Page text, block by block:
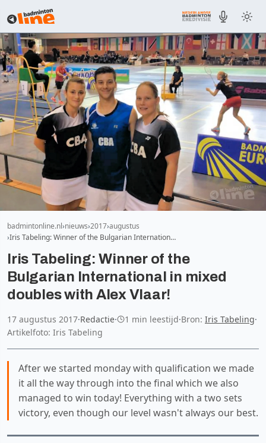
badmintonline.nl nieuws 2017 augustus
Iris Tabeling: Winner of the Bulgarian Internation…
Iris Tabeling: Winner of the
Bulgarian International in mixed
doubles with Alex Vlaar!
17 augustus 2017·Redactie· 1 min leestijd·Bron: Iris Tabeling·
Artikelfoto: Iris Tabeling
After we started monday with qualification we made
it all the way through into the final which we also
managed to win today! Everything with a two sets
victory, even though our level wasn't always our best.